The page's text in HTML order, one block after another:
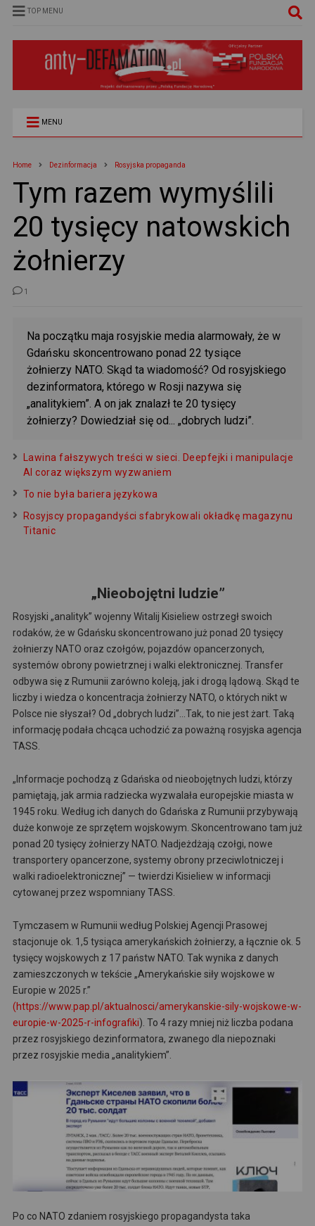
TOP MENU
MENU
Home Dezinformacja Rosyjska propaganda
Tym razem wymyślili
20 tysięcy natowskich
żołnierzy
1
Na początku maja rosyjskie media alarmowały, że w
Gdańsku skoncentrowano ponad 22 tysiące
żołnierzy NATO. Skąd ta wiadomość? Od rosyjskiego
dezinformatora, którego w Rosji nazywa się
„analitykiem”. A on jak znalazł te 20 tysięcy
żołnierzy? Dowiedział się od... „dobrych ludzi”.
Lawina fałszywych treści w sieci. Deepfejki i manipulacje
AI coraz większym wyzwaniem
To nie była bariera językowa
Rosyjscy propagandyści sfabrykowali okładkę magazynu
Titanic
„Nieobojętni ludzie”
Rosyjski „analityk” wojenny Witalij Kisieliew ostrzegł swoich
rodaków, że w Gdańsku skoncentrowano już ponad 20 tysięcy
żołnierzy NATO oraz czołgów, pojazdów opancerzonych,
systemów obrony powietrznej i walki elektronicznej. Transfer
odbywa się z Rumunii zarówno koleją, jak i drogą lądową. Skąd te
liczby i wiedza o koncentracja żołnierzy NATO, o których nikt w
Polsce nie słyszał? Od „dobrych ludzi”…Tak, to nie jest żart. Taką
informację podała chcąca uchodzić za poważną rosyjska agencja
TASS.
„Informacje pochodzą z Gdańska od nieobojętnych ludzi, którzy
pamiętają, jak armia radziecka wyzwalała europejskie miasta w
1945 roku. Według ich danych do Gdańska z Rumunii przybywają
duże konwoje ze sprzętem wojskowym. Skoncentrowano tam już
ponad 20 tysięcy żołnierzy NATO. Nadjeżdżają czołgi, nowe
transportery opancerzone, systemy obrony przeciwlotniczej i
walki radioelektronicznej” — twierdzi Kisieliew w informacji
cytowanej przez wspomniany TASS.
Tymczasem w Rumunii według Polskiej Agencji Prasowej
stacjonuje ok. 1,5 tysiąca amerykańskich żołnierzy, a łącznie ok. 5
tysięcy wojskowych z 17 państw NATO. Tak wynika z danych
zamieszczonych w tekście „Amerykańskie siły wojskowe w
Europie w 2025 r.”
(https://www.pap.pl/aktualnosci/amerykanskie-sily-wojskowe-w-
europie-w-2025-r-infografiki). To 4 razy mniej niż liczba podana
przez rosyjskiego dezinformatora, zwanego dla niepoznaki
przez rosyjskie media „analitykiem”.
Po co NATO zdaniem rosyjskiego propagandysta taka